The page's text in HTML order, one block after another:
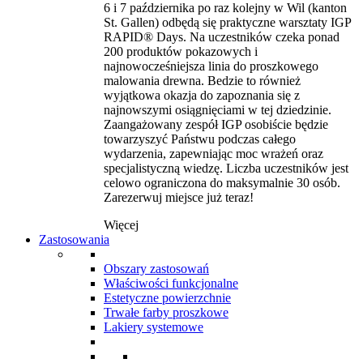
6 i 7 października po raz kolejny w Wil (kanton
St. Gallen) odbędą się praktyczne warsztaty IGP
RAPID® Days. Na uczestników czeka ponad
200 produktów pokazowych i
najnowocześniejsza linia do proszkowego
malowania drewna. Bedzie to również
wyjątkowa okazja do zapoznania się z
najnowszymi osiągnięciami w tej dziedzinie.
Zaangażowany zespół IGP osobiście będzie
towarzyszyć Państwu podczas całego
wydarzenia, zapewniając moc wrażeń oraz
specjalistyczną wiedzę. Liczba uczestników jest
celowo ograniczona do maksymalnie 30 osób.
Zarezerwuj miejsce już teraz!
Więcej
Zastosowania
Obszary zastosowań
Właściwości funkcjonalne
Estetyczne powierzchnie
Trwałe farby proszkowe
Lakiery systemowe